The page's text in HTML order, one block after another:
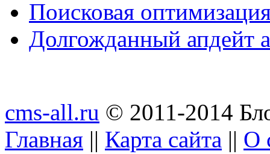
Поисковая
Долгожданный апдейт
cms-all.ru © 2011-2014
Главная || Карта сайта || О